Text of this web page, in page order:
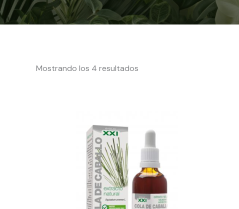
Mostrando los 4 resultados